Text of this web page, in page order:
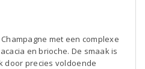
met een complexe
en brioche. De smaak is
door precies voldoende